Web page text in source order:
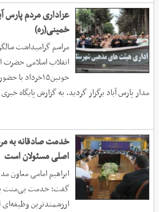
عزاداری مردم پارس
خمینی(ره)
مراسم گرامیداشت
انقلاب اسلامی حضرت
خونین۱۵خرداد
مدار پارس آباد برگزار گردید. به گزارش پایگاه
خدمت صادقانه به
اصلی مسئولان است
ابراهیم امامی معاون
گفت: خدمت بی‌منت به
ارزشمندترین